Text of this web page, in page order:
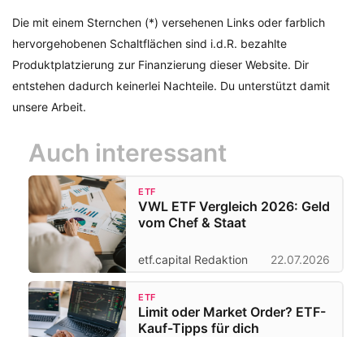
Die mit einem Sternchen (*) versehenen Links oder farblich
hervorgehobenen Schaltflächen sind i.d.R. bezahlte
Produktplatzierung zur Finanzierung dieser Website. Dir
entstehen dadurch keinerlei Nachteile. Du unterstützt damit
unsere Arbeit.
Auch interessant
ETF
VWL ETF Vergleich 2026: Geld
vom Chef & Staat
etf.capital Redaktion 22.07.2026
ETF
Limit oder Market Order? ETF-
Kauf-Tipps für dich